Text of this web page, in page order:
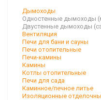
Дымоходы
Одностенные дымоходы
Двустенные дымоходы
Вентиляция
Печи для бани и сауны
Печи отопительные
Печи-камины
Камины
Котлы отопительные
Печи для сада
Каминное/печное литье
Изоляционные